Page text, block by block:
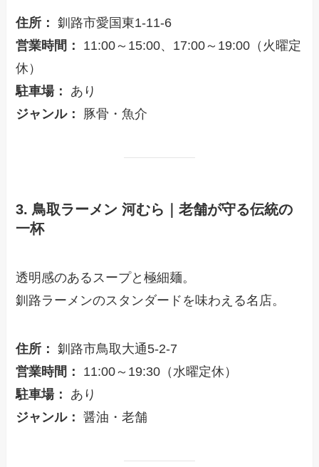
住所： 釧路市愛国東1-11-6
営業時間：
11:00～15:00、17:00～19:00（火曜定
休）
駐車場：
あり
ジャンル：
豚骨・魚介
3. 鳥取ラーメン 河むら｜老舗が守る伝統の
一杯
透明感のあるスープと極細麺。
釧路ラーメンのスタンダードを味わえる名店。
住所： 釧路市鳥取大通5-2-7
営業時間：
11:00～19:30（水曜定休）
駐車場：
あり
ジャンル： 醤油・老舗